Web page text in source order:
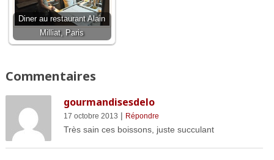
Diner au restaurant Alain
Milliat, Paris
Commentaires
gourmandisesdelo
17 octobre 2013 | Répondre
Très sain ces boissons, juste succulant